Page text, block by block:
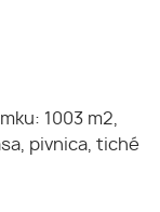
1003 m2,
pivnica, tiché